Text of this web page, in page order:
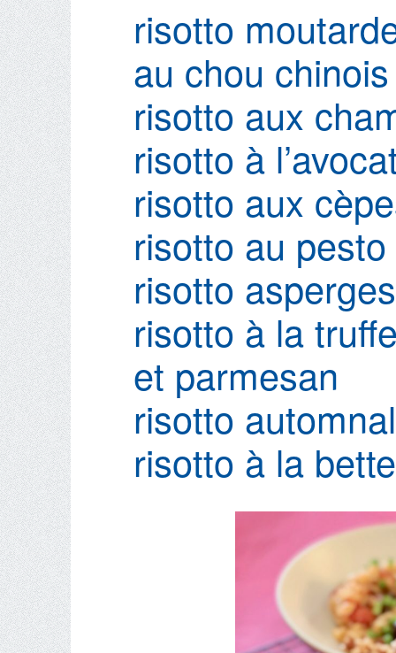
risotto
au chou chinois
risotto aux
risotto à
risotto aux
risotto au pesto
risotto
risotto à la
et parmesan
risotto automnal
risotto à la